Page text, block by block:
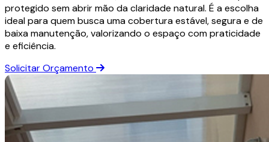
protegido sem abrir mão da claridade natural. É a escolha
ideal para quem busca uma cobertura estável, segura e de
baixa manutenção, valorizando o espaço com praticidade
e eficiência.
Solicitar Orçamento